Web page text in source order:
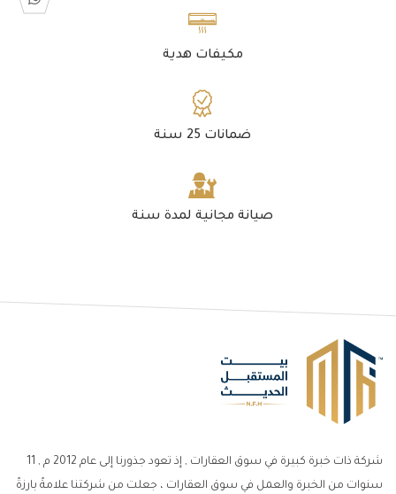
مكيفات هدية
ضمانات 25 سنة
صيانة مجانية لمدة سنة
شركة ذات خبرة كبيرة في سوق العقارات , إذ تعود جذورنا إلى عام 2012 م , 11
سنوات من الخبرة والعمل في سوق العقارات ، جعلت من شركتنا علامةً بارزةً